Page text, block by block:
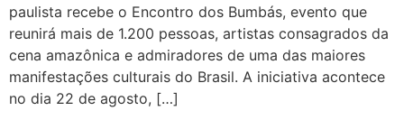
paulista recebe o Encontro dos Bumbás, evento que
reunirá mais de 1.200 pessoas, artistas consagrados da
cena amazônica e admiradores de uma das maiores
manifestações culturais do Brasil. A iniciativa acontece
no dia 22 de agosto, […]